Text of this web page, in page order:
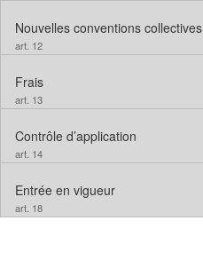
Nouvelles conventions collectives
art. 12
Frais
art. 13
Contrôle d’application
art. 14
Entrée en vigueur
art. 18